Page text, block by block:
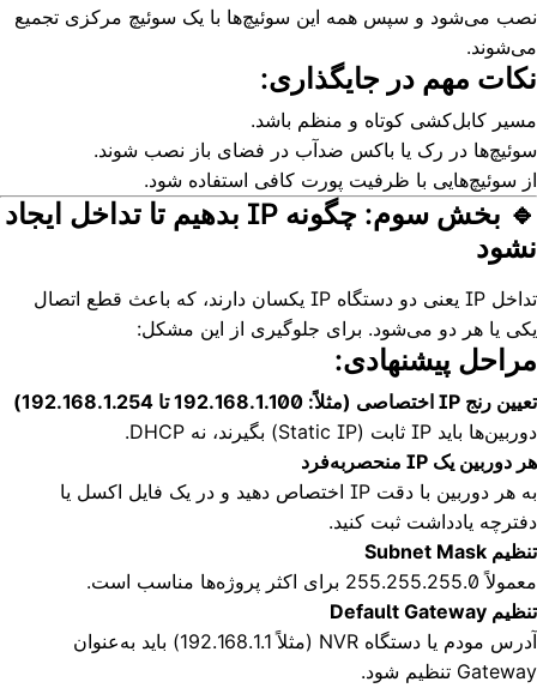
نصب می‌شود و سپس همه این سوئیچ‌ها با یک سوئیچ مرکزی تجمیع
می‌شوند.
نکات مهم در جایگذاری:
مسیر کابل‌کشی کوتاه و منظم باشد.
سوئیچ‌ها در رک یا باکس ضدآب در فضای باز نصب شوند.
از سوئیچ‌هایی با ظرفیت پورت کافی استفاده شود.
🔹 بخش سوم: چگونه IP بدهیم تا تداخل ایجاد
نشود
تداخل IP یعنی دو دستگاه IP یکسان دارند، که باعث قطع اتصال
یکی یا هر دو می‌شود. برای جلوگیری از این مشکل:
مراحل پیشنهادی:
تعیین رنج IP اختصاصی (مثلاً: 192.168.1.100 تا 192.168.1.254)
دوربین‌ها باید IP ثابت (Static IP) بگیرند، نه DHCP.
هر دوربین یک IP منحصربه‌فرد
به هر دوربین با دقت IP اختصاص دهید و در یک فایل اکسل یا
دفترچه یادداشت ثبت کنید.
تنظیم Subnet Mask
معمولاً 255.255.255.0 برای اکثر پروژه‌ها مناسب است.
تنظیم Default Gateway
آدرس مودم یا دستگاه NVR (مثلاً 192.168.1.1) باید به‌عنوان
Gateway تنظیم شود.